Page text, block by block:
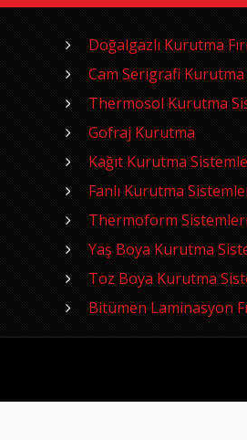
Doğalgazlı Kurutma
Cam Serigrafi Kurutma
Thermosol Kurutma
Gofraj Kurutma
Kağıt Kurutma
Fanlı Kurutma
Thermoform
Yaş Boya Kurutma
Toz Boya Kurutma
Bitümen Laminasyon